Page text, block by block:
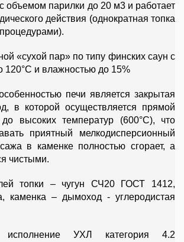
объемом парилки до 20 м3 и работает
действия (однократная топка
«сухой пар» по типу финских саун с
120°С и влажностью до 15%
печи является закрытая
в которой осуществляется прямой
высоких температур (600°С), что
приятный мелкодисперсионный
в каменке полностью сгорает, а
чистыми.
топки – чугун СЧ20 ГОСТ 1412,
каменка – дымоход - углеродистая
исполнение УХЛ категория 4.2